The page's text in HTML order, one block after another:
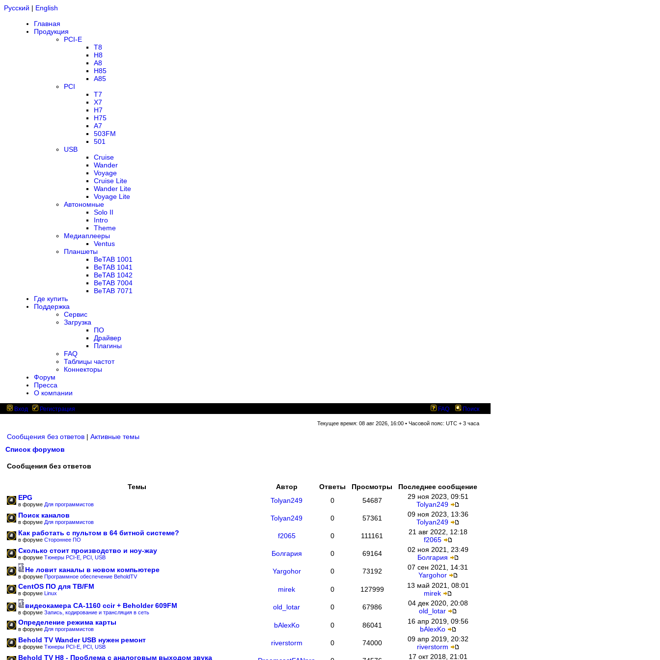
Русский | English
Главная
Продукция
PCI-E
T8
H8
A8
H85
A85
PCI
T7
X7
H7
H75
A7
503FM
501
USB
Cruise
Wander
Voyage
Cruise Lite
Wander Lite
Voyage Lite
Автономные
Solo II
Intro
Theme
Медиаплееры
Ventus
Планшеты
BeTAB 1001
BeTAB 1041
BeTAB 1042
BeTAB 7004
BeTAB 7071
Где купить
Поддержка
Сервис
Загрузка
ПО
Драйвер
Плагины
FAQ
Таблицы частот
Коннекторы
Форум
Пресса
О компании
Вход Регистрация FAQ Поиск
Текущее время: 08 авг 2026, 16:00 • Часовой пояс: UTC + 3 часа
Сообщения без ответов | Активные темы
Список форумов
Сообщения без ответов
Темы Автор Ответы Просмотры
Последнее сообщение
EPG
в форуме Для программистов Tolyan249 0 54687
29 ноя 2023, 09:51
Tolyan249
Поиск каналов
в форуме Для программистов Tolyan249 0 57361
09 ноя 2023, 13:36
Tolyan249
Как работать с пультом в 64 битной системе?
в форуме Стороннее ПО f2065 0 111161
21 авг 2022, 12:18
f2065
Сколько стоит производство и ноу-жау
в форуме Тюнеры PCI-E, PCI, USB Болгария 0 69164
02 ноя 2021, 23:49
Болгария
Не ловит каналы в новом компьютере
в форуме Программное обеспечение BeholdTV
Yargohor 0 73192
07 сен 2021, 14:31
Yargohor
CentOS ПО для ТВ/FM
в форуме Linux mirek 0 127999
13 май 2021, 08:01
mirek
видеокамера CA-1160 ccir + Beholder 609FM
в форуме Запись, кодирование и трансляция в сеть
old_lotar 0 67986
04 дек 2020, 20:08
old_lotar
Определение режима карты
в форуме Для программистов bAlexKo 0 86041
16 апр 2019, 09:56
bAlexKo
Behold TV Wander USB нужен ремонт
в форуме Тюнеры PCI-E, PCI, USB riverstorm 0 74000
09 апр 2019, 20:32
riverstorm
Behold TV H8 - Проблема с аналоговым выходом звука
17 окт 2018, 21:01